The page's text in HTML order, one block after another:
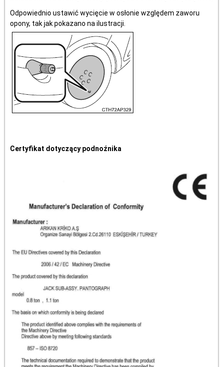
Odpowiednio ustawić wycięcie w osłonie względem zaworu
opony, tak jak pokazano na ilustracji.
Certyfikat dotyczący podnoźnika